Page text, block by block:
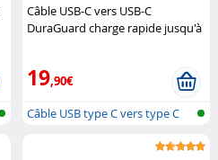
Câble USB-C vers USB-C
DuraGuard charge rapide jusqu'à
19,90€
Câble USB type C vers type C